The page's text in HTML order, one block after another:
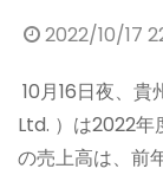
2022/10/17
10月16日夜、
Ltd. ）は2022年
の売上高は、前